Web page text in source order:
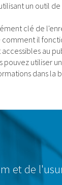
un outil
clé de
il
au
pouvez utiliser
dans la
et de